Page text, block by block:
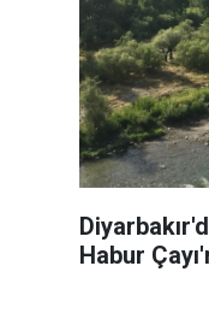
Habur